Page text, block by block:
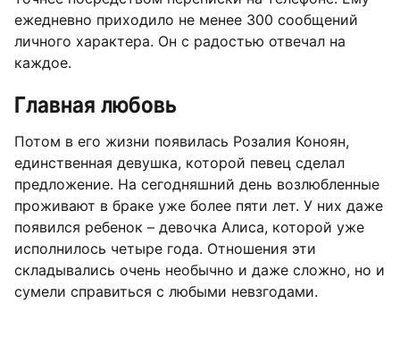
ежедневно приходило не менее 300 сообщений
личного характера. Он с радостью отвечал на
каждое.
Главная любовь
Потом в его жизни появилась Розалия Коноян,
единственная девушка, которой певец сделал
предложение. На сегодняшний день возлюбленные
проживают в браке уже более пяти лет. У них даже
появился ребенок – девочка Алиса, которой уже
исполнилось четыре года. Отношения эти
складывались очень необычно и даже сложно, но и
сумели справиться с любыми невзгодами.